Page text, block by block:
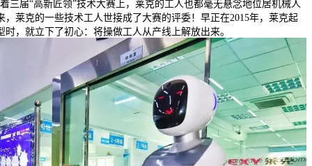
三届“高新匠领”技术大赛上，莱克的工人也都毫无悬念地位居机械人
，莱克的一些技术工人世接成了大赛的评委！早正在2015年，莱克起
，就立下了初心：将操做工人从产线上解放出来。